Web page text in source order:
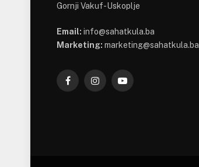
Gornji Vakuf-Uskoplje
Email: info@sahatkula.ba
Marketing: marketing@sahatkula.ba
FacebookInstagramYouTube